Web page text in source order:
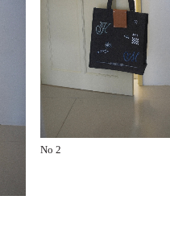
No 2